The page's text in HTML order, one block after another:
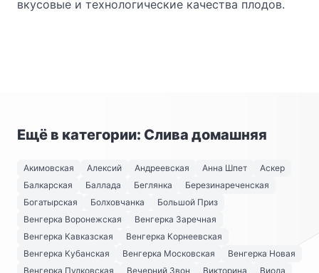
вкусовые и технологические качества плодов.
Ещё в категории: Слива домашняя
Акимовская Алексий Андреевская Анна Шпет
Аскер
Балкарская
Баллада Беглянка
Березинареченская
Богатырская
Болховчанка
Большой Приз
Венгерка Воронежская
Венгерка Заречная
Венгерка Кавказская
Венгерка Корнеевская
Венгерка Кубанская
Венгерка Московская
Венгерка Новая
Венгерка Пулковская
Вечерний Звон Викторина
Виола